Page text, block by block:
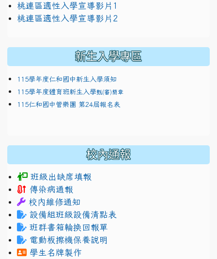
link to https://docs.google.com/presentation/d/
桃連區適性入學宣導影片1
link to https://docs.google.com/presentation/d/
桃連區適性入學宣導影片2
新生入學專區
115學年度仁和國中新生入學須知
115學年度體育班新生入學甄(審)簡章
115仁和國中管樂團 第24屆報名表
校內通報
班級出缺席填報
傳染病通報
校內維修通知
設備組班級設備清點表
班群書箱輪換回報單
電動板擦機保養說明
學生名牌製作